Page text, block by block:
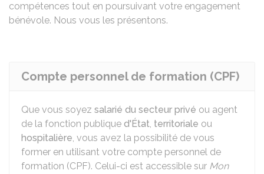
compétences tout en poursuivant votre engagement
bénévole. Nous vous les présentons.
Compte personnel de formation (CPF)
Que vous soyez salarié du secteur privé ou agent
de la fonction publique d'État, territoriale ou
hospitalière, vous avez la possibilité de vous
former en utilisant votre compte personnel de
formation (CPF). Celui-ci est accessible sur Mon